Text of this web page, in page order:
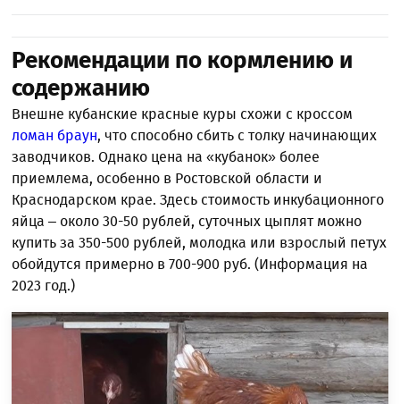
Рекомендации по кормлению и
содержанию
Внешне кубанские красные куры схожи с кроссом
ломан браун, что способно сбить с толку начинающих
заводчиков. Однако цена на «кубанок» более
приемлема, особенно в Ростовской области и
Краснодарском крае. Здесь стоимость инкубационного
яйца – около 30-50 рублей, суточных цыплят можно
купить за 350-500 рублей, молодка или взрослый петух
обойдутся примерно в 700-900 руб. (Информация на
2023 год.)